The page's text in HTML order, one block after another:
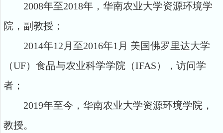
2008年至2018年，华南农业大学资源环境学
院，副教授；
2014年12月至2016年1月 美国佛罗里达大学
（UF）食品与农业科学学院（IFAS），访问学
者；
2019年至今，华南农业大学资源环境学院，
教授。